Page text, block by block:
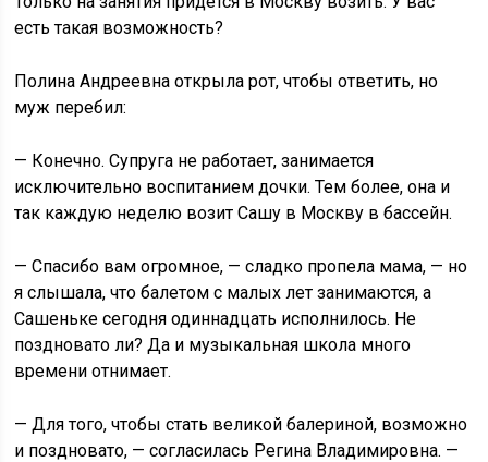
есть такая возможность?
Полина Андреевна открыла рот, чтобы ответить, но
муж перебил:
— Конечно. Супруга не работает, занимается
исключительно воспитанием дочки. Тем более, она и
так каждую неделю возит Сашу в Москву в бассейн.
— Спасибо вам огромное, — сладко пропела мама, — но
я слышала, что балетом с малых лет занимаются, а
Сашеньке сегодня одиннадцать исполнилось. Не
поздновато ли? Да и музыкальная школа много
времени отнимает.
— Для того, чтобы стать великой балериной, возможно
и поздновато, — согласилась Регина Владимировна. —